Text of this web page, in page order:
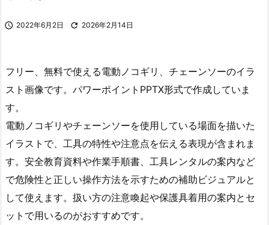
 2022年6月2日  2026年2月14日
フリー、無料で使える電動ノコギリ、チェーンソーのイラ
スト画像です。パワーポイントPPTX形式で作成していま
す。
電動ノコギリやチェーンソーを使用している場面を描いた
イラストで、工具の特性や注意点を伝える表現が含まれま
す。安全教育資料や作業手順書、工具レンタルの案内など
で危険性と正しい操作方法を示すための補助ビジュアルと
して使えます。扱い方の注意喚起や保護具着用の案内とセ
ットで用いるのがおすすめです。